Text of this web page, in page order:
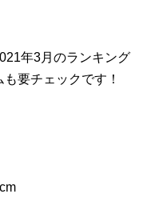
年3月のランキング
要チェックです！